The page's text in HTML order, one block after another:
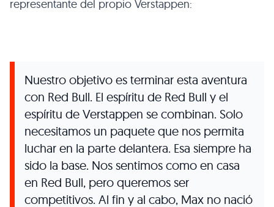
representante del propio Verstappen:
Nuestro objetivo es terminar esta aventura
con Red Bull. El espíritu de Red Bull y el
espíritu de Verstappen se combinan. Solo
necesitamos un paquete que nos permita
luchar en la parte delantera. Esa siempre ha
sido la base. Nos sentimos como en casa
en Red Bull, pero queremos ser
competitivos. Al fin y al cabo, Max no nació